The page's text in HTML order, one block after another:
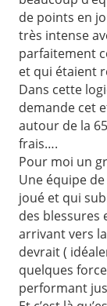
de points en
très intense
parfaitement
et qui étaient
Dans cette
demande cet
autour de la
frais….
Pour moi un
Une équipe
joué et qui
des blessures
arrivant vers
devrait (
quelques
performant